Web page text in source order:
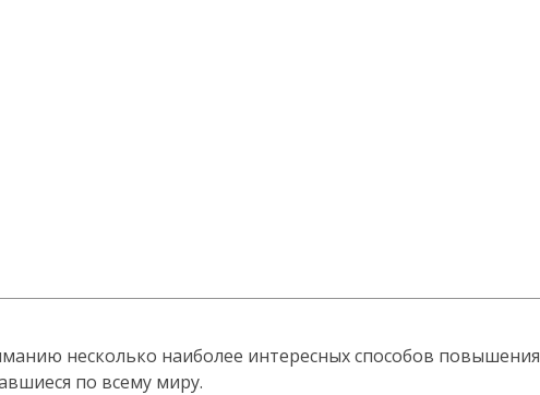
несколько наиболее интересных способов повышения
по всему миру.